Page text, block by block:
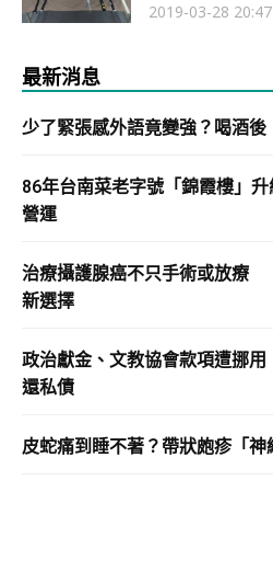
2019-03-28 20:47
最新消息
少了緊張感外語竟變強？喝酒
86年台南菜老字號「錦霞樓」
營運
治療攝護腺癌不只手術或放療
新選擇
政治獻金、文教協會款項遭挪
還私債
皮蛇痛到睡不著？帶狀皰疹「